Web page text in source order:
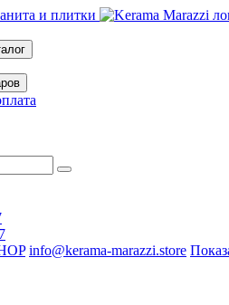
и плитки
info@kerama-marazzi.store